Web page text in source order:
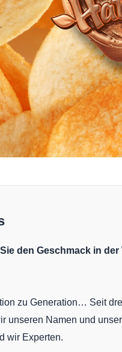
den Geschmack in der
zu Generation… Seit
unseren Namen und
wir Experten.